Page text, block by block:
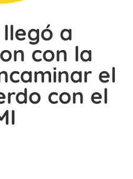
a
con la
el
con el